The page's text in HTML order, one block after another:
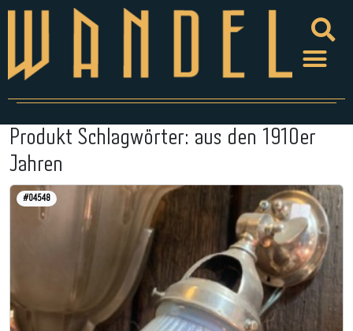
Produkt Schlagwörter: aus den 1910er
Jahren
#04548